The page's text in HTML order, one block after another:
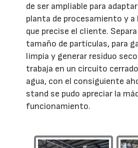
de ser ampliable para
planta de procesamiento y a
que precise el cliente.
tamaño de partículas, para
limpia y generar residuo
trabaja en un circuito
agua, con el consiguiente
stand se pudo apreciar la
funcionamiento.